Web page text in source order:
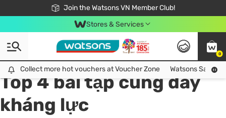
Join the Watsons VN Member Club!
Free Shipping For Order From 249,000Đ
24h Fast delivery in Hồ Chí Minh City
Stores & Services
0
Collect more hot vouchers at Voucher Zone
Collect more hot vouchers at Voucher Zone Watsons Safety
All
Chăm Sóc Cá Nhân
Top 4 bài tập cùng dây
kháng lực